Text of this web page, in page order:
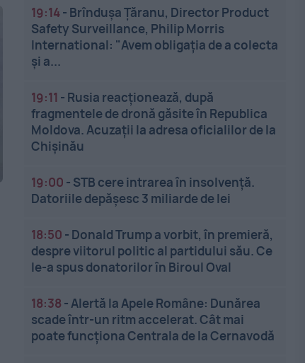
19:14- Brîndușa Țăranu, Director Product
Safety Surveillance, Philip Morris
International: "Avem obligația de a colecta
și a...
19:11 - Rusia reacționează, după
fragmentele de dronă găsite în Republica
Moldova. Acuzații la adresa oficialilor de la
Chișinău
19:00 - STB cere intrarea în insolvență.
Datoriile depășesc 3 miliarde de lei
18:50 - Donald Trump a vorbit, în premieră,
despre viitorul politic al partidului său. Ce
le-a spus donatorilor în Biroul Oval
18:38 -Alertă la Apele Române: Dunărea
scade într-un ritm accelerat. Cât mai
poate funcționa Centrala de la Cernavodă